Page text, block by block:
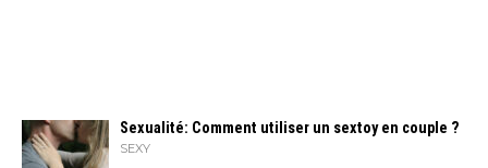
Sexualité: Comment utiliser un sextoy en couple ?
SEXY